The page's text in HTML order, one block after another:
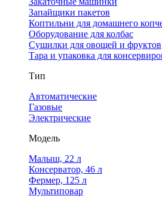
Запайщики пакетов
Коптильни для домашнего
Оборудование для колбас
Сушилки для овощей и фруктов
Тара и упаковка для
Тип
Автоматические
Газовые
Электрические
Модель
Малыш, 22 л
Консерватор, 46 л
Фермер, 125 л
Мультиповар